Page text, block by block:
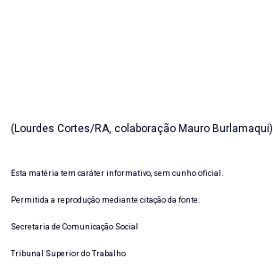
(Lourdes Cortes/RA, colaboração Mauro Burlamaqui)
Esta matéria tem caráter informativo, sem cunho oficial.
Permitida a reprodução mediante citação da fonte.
Secretaria de Comunicação Social
Tribunal Superior do Trabalho